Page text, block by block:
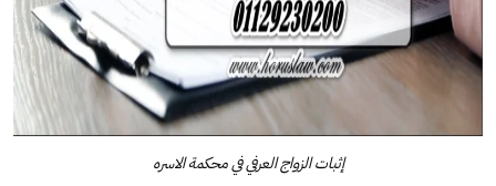
إثبات الزواج العرفي في محكمة الاسره